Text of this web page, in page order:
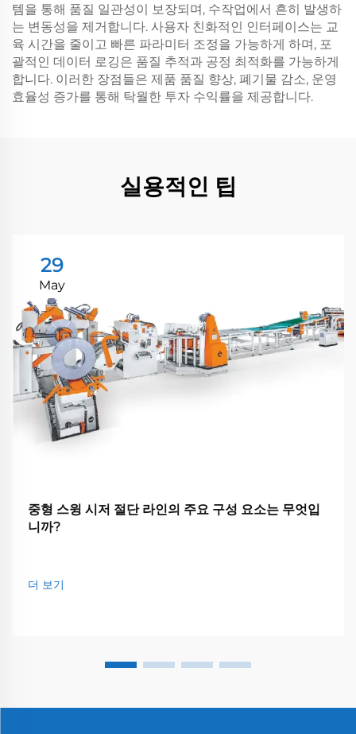
템을 통해 품질 일관성이 보장되며, 수작업에서 흔히 발생하
는 변동성을 제거합니다. 사용자 친화적인 인터페이스는 교
육 시간을 줄이고 빠른 파라미터 조정을 가능하게 하며, 포
괄적인 데이터 로깅은 품질 추적과 공정 최적화를 가능하게
합니다. 이러한 장점들은 제품 품질 향상, 폐기물 감소, 운영
효율성 증가를 통해 탁월한 투자 수익률을 제공합니다.
실용적인 팁
29
May
중형 스윙 시저 절단 라인의 주요 구성 요소는 무엇입
니까?
더 보기